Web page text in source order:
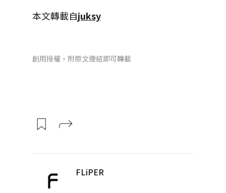
本文轉載自juksy
創用授權，附原文連結即可轉載
FLiPER